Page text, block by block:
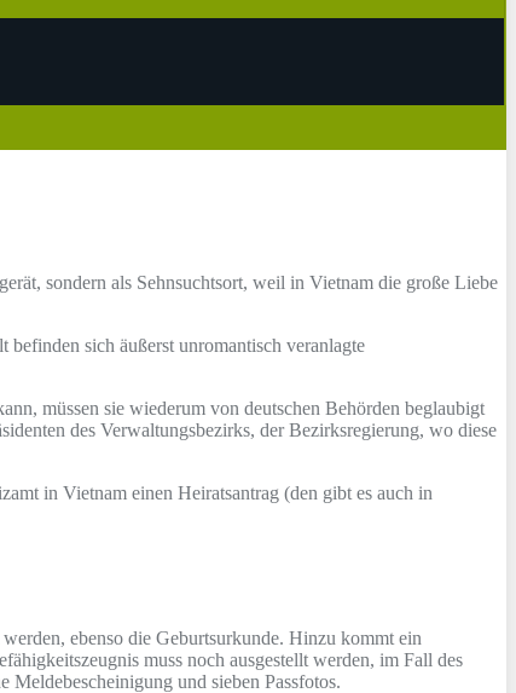
sondern als Sehnsuchtsort, weil in Vietnam die große Liebe
sich äußerst unromantisch veranlagte
müssen sie wiederum von deutschen Behörden beglaubigt
des Verwaltungsbezirks, der Bezirksregierung, wo diese
in Vietnam einen Heiratsantrag (den gibt es auch in
ebenso die Geburtsurkunde. Hinzu kommt ein
muss noch ausgestellt werden, im Fall des
und sieben Passfotos.